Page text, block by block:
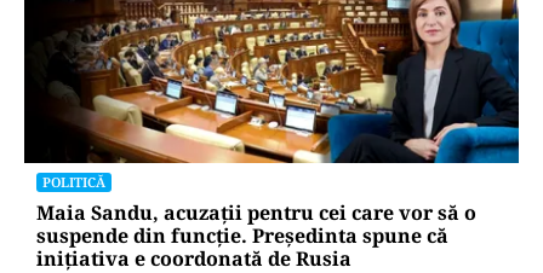
POLITICĂ
Maia Sandu, acuzații pentru cei care vor să o
suspende din funcție. Președinta spune că
inițiativa e coordonată de Rusia